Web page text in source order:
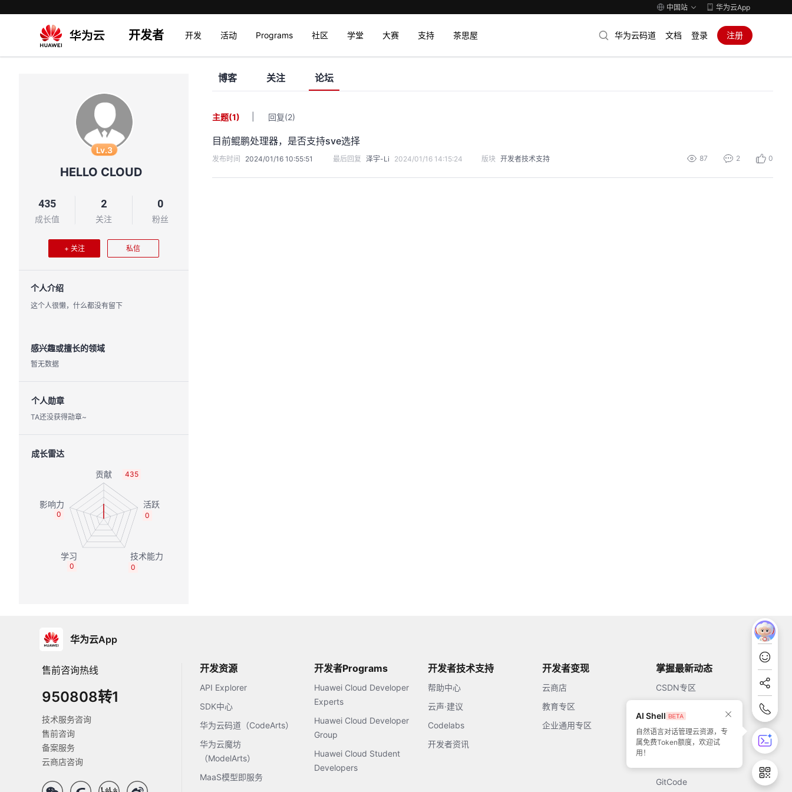
中国站 华为云App
开发者 开发 活动 Programs 社区 学堂 大赛 支持 茶思屋 华为云码道 文档 登录 注册
Lv.3
HELLO CLOUD
435
成长值
2
关注
0
粉丝
+ 关注 私信
个人介绍
这个人很懒，什么都没有留下
感兴趣或擅长的领域
暂无数据
个人勋章
TA还没获得勋章~
成长雷达
435
0
0
0
0
博客 关注 论坛
主题(1) 回复(2)
目前鲲鹏处理器，是否支持sve选择
发布时间 2024/01/16 10:55:51 最后回复 泽宇-Li 2024/01/16 14:15:24 版块 开发者技术支持 87 2 0
华为云App
售前咨询热线
950808转1
技术服务咨询
售前咨询
备案服务
云商店咨询
开发资源
API Explorer
SDK中心
华为云码道（CodeArts）
华为云魔坊
（ModelArts）
MaaS模型即服务
开发者Programs
Huawei Cloud Developer
Experts
Huawei Cloud Developer
Group
Huawei Cloud Student
Developers
开发者技术支持
帮助中心
云声·建议
Codelabs
开发者资讯
开发者变现
云商店
教育专区
企业通用专区
掌握最新动态
CSDN专区
51CTO
GitCode
AI Shell
自然语言对话管理云资源，专
属免费Token额度，欢迎试
用！